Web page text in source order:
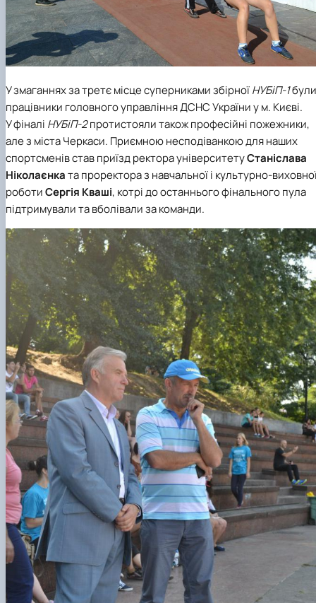
У змаганнях за третє місце суперниками збірноїНУБіП-1були
працівники головного управління ДСНС України у м. Києві.
У фіналі НУБіП-2протистояли також професійні пожежники,
але з міста Черкаси. Приємною несподіванкою для наших
спортсменів став приїзд ректора університетуСтаніслава
Ніколаєнката проректора з навчальної і культурно-
роботиСергія Кваші, котрі до останнього фінального пула
підтримували та вболівали за команди.